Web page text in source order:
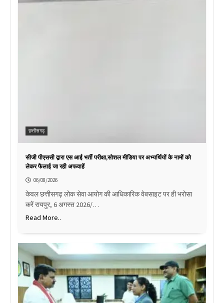
छत्तीसगढ़
सीजी पीएससी द्वारा एस आई भर्ती परीक्षा,सोशल मीडिया पर अभ्यर्थियों के नामों को
लेकर फैलाई जा रही अफवाहें
06/08/2026
केवल छत्तीसगढ़ लोक सेवा आयोग की आधिकारिक वेबसाइट पर ही भरोसा
करें रायपुर, 6 अगस्त 2026/…
Read More..